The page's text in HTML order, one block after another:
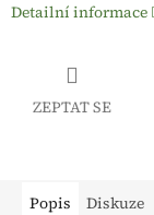
Detailní informace
ZEPTAT SE
Popis Diskuze